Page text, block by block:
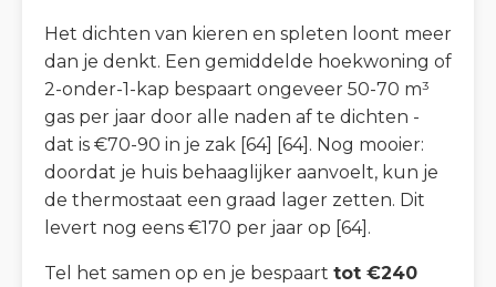
Het dichten van kieren en spleten loont meer
dan je denkt. Een gemiddelde hoekwoning of
2-onder-1-kap bespaart ongeveer 50-70 m³
gas per jaar door alle naden af te dichten -
dat is €70-90 in je zak [64] [64]. Nog mooier:
doordat je huis behaaglijker aanvoelt, kun je
de thermostaat een graad lager zetten. Dit
levert nog eens €170 per jaar op [64].
Tel het samen op en je bespaart tot €240